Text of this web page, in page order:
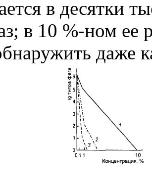
в десятки
в 10 %-ном ее
даже